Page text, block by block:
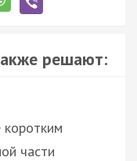
решают:
части